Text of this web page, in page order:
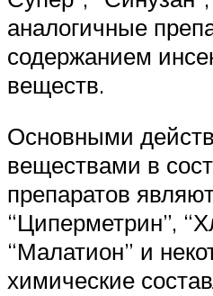
аналогичные
содержанием
веществ.
Основными
веществами в
препаратов
“Циперметрин”,
“Малатион” и
химические